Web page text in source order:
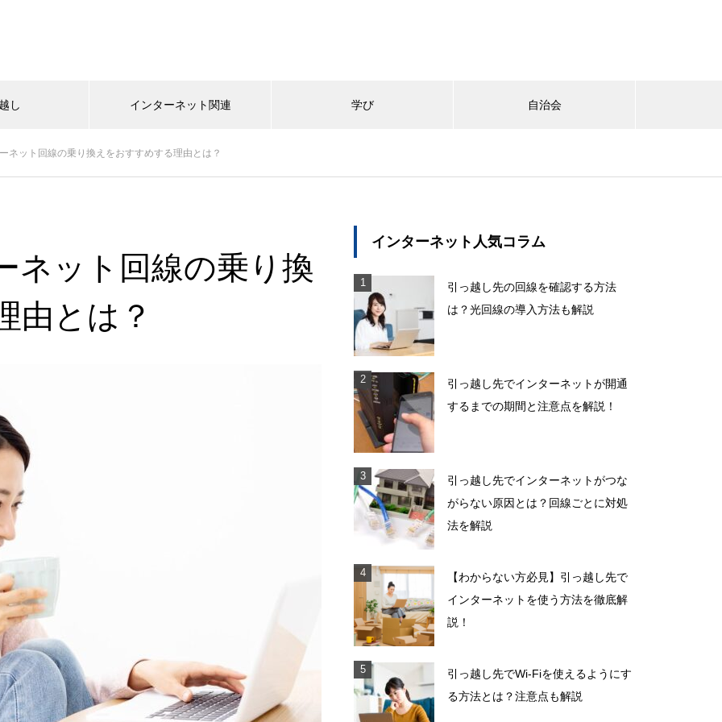
し インターネット関連 学び 自治会
ネット回線の乗り換えをおすすめする理由とは？
ネット回線の乗り換
由とは？
インターネット人気コラム
引っ越し先の回線を確認する方法
は？光回線の導入方法も解説
引っ越し先でインターネットが開通
するまでの期間と注意点を解説！
引っ越し先でインターネットがつな
がらない原因とは？回線ごとに対処
法を解説
【わからない方必見】引っ越し先で
インターネットを使う方法を徹底解
説！
引っ越し先でWi-Fiを使えるようにす
る方法とは？注意点も解説